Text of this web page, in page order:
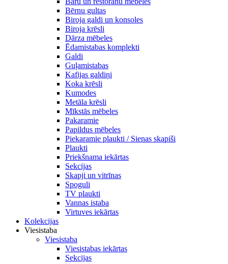
Bērnu gultas
Biroja galdi un konsoles
Biroja krēsli
Dārza mēbeles
Ēdamistabas komplekti
Galdi
Guļamistabas
Kafijas galdiņi
Koka krēsli
Kumodes
Metāla krēsli
Mīkstās mēbeles
Pakaramie
Papildus mēbeles
Piekaramie plaukti / Sienas skapiši
Plaukti
Priekšnama iekārtas
Sekcijas
Skapji un vitrīnas
Spoguli
TV plaukti
Vannas istaba
Virtuves iekārtas
Kolekcijas
Viesistaba
Viesistaba
Viesistabas iekārtas
Sekcijas